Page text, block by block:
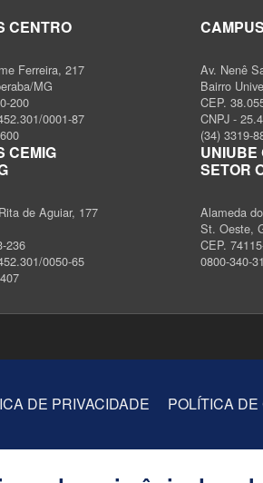
CENTRO
Ferreira, 217
MG
200
0001-87
CEMIG
de Aguiar, 177
236
0050-65
Av. Nenê
Bairro
CEP.
CNPJ -
(34) 3319-
UNIUBE
SETOR
Alameda
St. Oeste,
CEP.
0800-340-
DE PRIVACIDADE POLÍTICA